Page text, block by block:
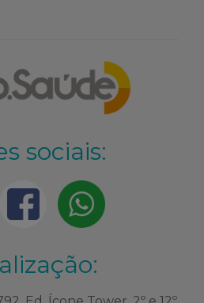
sociais: